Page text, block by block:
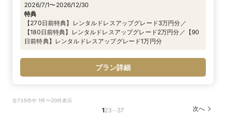
2026/7/1〜2026/12/30
特典
【270日前特典】レンタルドレスアップグレード3万円分／
【180日前特典】レンタルドレスアップグレード2万円分／【90
日前特典】レンタルドレスアップグレード1万円分
プラン詳細
全735件中 1件〜20件表示
123…37 次へ